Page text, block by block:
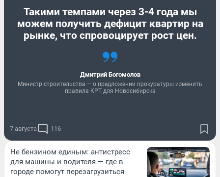
Такими темпами через 3-4 года мы
можем получить дефицит квартир на
рынке, что спровоцирует рост цен.
Дмитрий Богомолов
Министр строительства — о предложении прокуратуры изменить
правила КРТ для Новосибирска
7 августа 116
Не бензином единым: антистресс
для машины и водителя — где в
городе помогут перезагрузиться